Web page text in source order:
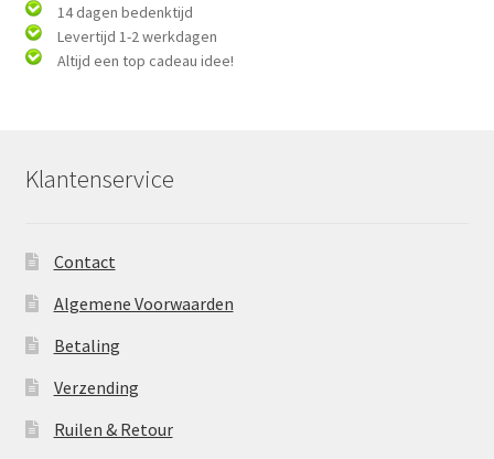
14 dagen bedenktijd
Levertijd 1-2 werkdagen
Altijd een top cadeau idee!
Klantenservice
Contact
Algemene Voorwaarden
Betaling
Verzending
Ruilen & Retour